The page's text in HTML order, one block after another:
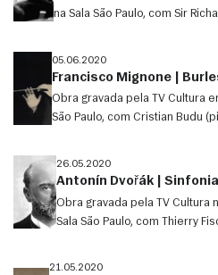
na Sala São Paulo, com Sir
05.06.2020
Francisco Mignone |
Obra gravada pela TV Cultura
São Paulo, com Cristian Budu
26.05.2020
Antonín Dvořák |
Obra gravada pela TV Cultura
Sala São Paulo, com Thierry
21.05.2020